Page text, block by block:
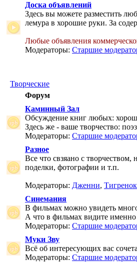
Доска объявлений
Здесь вы можете разместить
лемура в хорошие руки. За
Любые объявления
Модераторы: Старшие
Творческие
Форум
Каминный Зал
Обсуждение книг любых:
Здесь же - ваше творчество:
Модераторы: Старшие
Разное
Все что свзяано с
поделки, фотографии и т.п.
Модераторы: Дженни, Тигренок
Синемания
В фильмах можно увидеть
А что в фильмах видите
Модераторы: Старшие
Муки Зву
Всё об интересующих вас
Модераторы: Старшие